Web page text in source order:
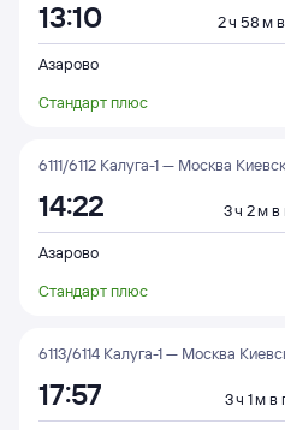
13:10 2 ч 58 м
Азарово
Стандарт плюс
6111/6112 Калуга-1 — Москва
14:22 3 ч 2 м в
Азарово
Стандарт плюс
6113/6114 Калуга-1 — Москва
17:57 3 ч 1 м в